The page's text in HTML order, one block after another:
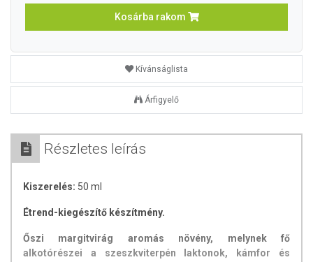
Kosárba rakom
Kívánságlista
Árfigyelő
Részletes leírás
Kiszerelés: 50 ml
Étrend-kiegészítő készítmény.
Őszi margitvirág aromás növény, melynek fő
alkotórészei a szeszkviterpén laktonok, kámfor és